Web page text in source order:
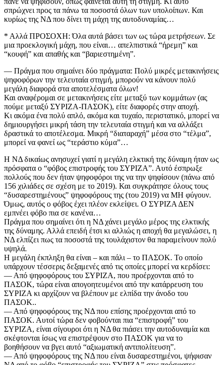
σπρώχνει προς τα πάνω τα ποσοστά όλων των υπολοίπων. Και
κυρίως της ΝΔ που δίνει τη μάχη της αυτοδυναμίας…
* Αλλά ΠΡΟΣΟΧΗ: Όλα αυτά βάσει των ως τώρα μετρήσεων. Σε
μια προεκλογική μάχη, που είναι… απελπιστικά “ήρεμη” και
“κουφή” και απαθής και “βαριεστημένη”.
— Πράγμα που σημαίνει δύο πράγματα: Πολύ μικρές μετακινήσεις
ψηφοφόρων την τελευταία στιγμή, μπορούν να κάνουν πολύ
μεγάλη διαφορά στα αποτελέσματα όλων!
Και αναφέρομαι σε μετακινήσεις είτε μεταξύ των κομμάτων (ας
πούμε μεταξύ ΣΥΡΙΖΑ-ΠΑΣΟΚ), είτε διαφορές στην αποχή.
Κι ακόμα ένα πολύ απλό, ακόμα και τυχαίο, περιστατικό, μπορεί να
δημιουργήσει μικρή τάση την τελευταία στιγμή και να αλλάξει
δραστικά το αποτέλεσμα. Μικρή “διαταραχή” μέσα στο “τέλμα”,
μπορεί να φανεί ως “τεράστιο κύμα”…
Η ΝΔ δικαίως ανησυχεί γιατί η μεγάλη ελκτική της δύναμη ήταν ως
πρόσφατα ο “φόβος επιστροφής του ΣΥΡΙΖΑ”. Αυτό έσπρωξε
πολλούς που δεν ήταν ψηφοφόροι της να την ψηφίσουν (πάνω από
156 χιλιάδες σε σχέση με το 2019). Και συγκράτησε όλους τους
“δυσαρεστημένους” ψηφοφόρους της (του 2019) να ΜΗ φύγουν.
Όμως, αυτός ο φόβος έχει πλέον εκλείψει. Ο ΣΥΡΙΖΑ ΔΕΝ
εμπνέει φόβο πια σε κανένα…
Πράγμα που σημαίνει ότι η ΝΔ χάνει μεγάλο μέρος της ελκτικής
της δύναμης. Αλλά επειδή έτσι κι αλλιώς η αποχή θα μεγαλώσει, η
ΝΔ ελπίζει πως τα ποσοστά της τουλάχιστον θα παραμείνουν πολύ
υψηλά.
Η μεγάλη έκπληξη θα είναι – και πάλι – το ΠΑΣΟΚ. Το οποίο
υπάρχουν τέσσερις δεξαμενές από τις οποίες μπορεί να κερδίσει:
— Από ψηφοφόρους του ΣΥΡΙΖΑ, που προέρχονται από το
ΠΑΣΟΚ, τώρα είναι απογοητευμένοι από την κατάρρευση του
ΣΥΡΙΖΑ κι αρχίζουν να βλέπουν με ελπίδα την άνοδο του
ΠΑΣΟΚ..
— Από ψηφοφόρους της ΝΔ που επίσης προέρχονται από το
ΠΑΣΟΚ. Αυτοί τώρα δεν φοβούνται πια “επιστροφή” του
ΣΥΡΙΖΑ, είναι σίγουροι ότι η ΝΔ θα πιάσει την αυτοδυναμία και
σκέφτονται ίσως να επιστρέψουν στο ΠΑΣΟΚ για να το
βοηθήσουν να βγει αυτό “αξιωματική αντιπολίτευση”.
— Από ψηφοφόρους της ΝΔ που είναι δυσαρεστημένοι, ψήφισαν